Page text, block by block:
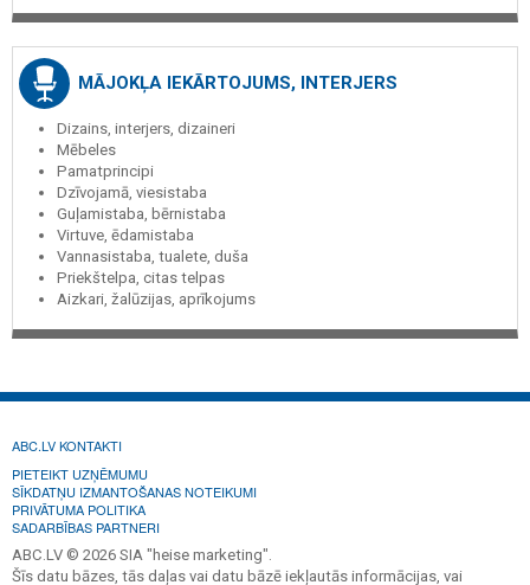
MĀJOKĻA IEKĀRTOJUMS, INTERJERS
Dizains, interjers, dizaineri
Mēbeles
Pamatprincipi
Dzīvojamā, viesistaba
Guļamistaba, bērnistaba
Virtuve, ēdamistaba
Vannasistaba, tualete, duša
Priekštelpa, citas telpas
Aizkari, žalūzijas, aprīkojums
ABC.LV KONTAKTI
PIETEIKT UZŅĒMUMU
SĪKDATŅU IZMANTOŠANAS NOTEIKUMI
PRIVĀTUMA POLITIKA
SADARBĪBAS PARTNERI
ABC.LV © 2026 SIA "heise marketing".
Šīs datu bāzes, tās daļas vai datu bāzē iekļautās informācijas, vai